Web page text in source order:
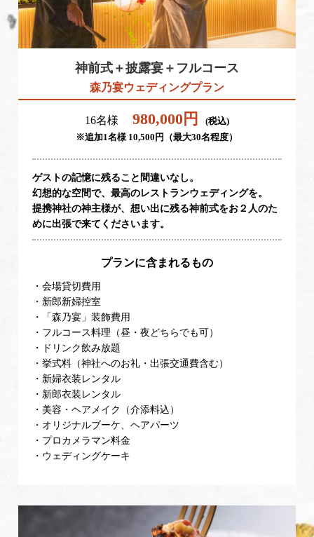
神前式＋披露宴＋フルコース
森乃宴ウェディングプラン
16名様 980,000円
(税込)
※追加1名様 10,500円（最大30名程度）
ゲストの記憶に残ること間違いなし。
幻想的な空間で、最高のレストランウェディングを。
提携神社の神主様が、想い出に残る神前式をお２人のた
めに出張で来てくださいます。
プランに含まれるもの
・会場貸切費用
・新郎新婦控室
・「森乃宴」装飾費用
・フルコース料理（昼・夜どちらでも可）
・ドリンク飲み放題
・挙式料（神社へのお礼・出張交通費含む）
・新婦衣装レンタル
・新郎衣装レンタル
・美容・ヘアメイク（介添料込）
・オリジナルブーケ、ヘアパーツ
・プロカメラマン料金
・ウェディングケーキ